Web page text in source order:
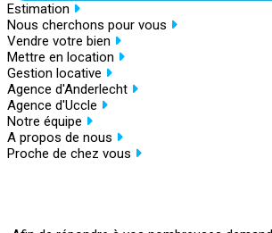
Estimation
Nous cherchons pour vous
Vendre votre bien
Mettre en location
Gestion locative
Agence d'Anderlecht
Agence d'Uccle
Notre équipe
A propos de nous
Proche de chez vous